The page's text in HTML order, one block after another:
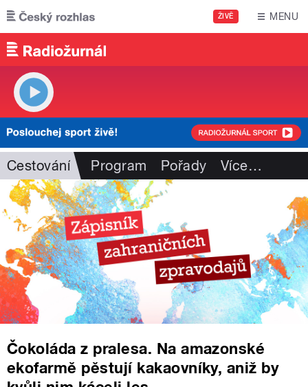
Přejít k hlavnímu obsahu
ŽIVĚ MENU
Cestování Program Pořady Více…
Čokoláda z pralesa. Na amazonské
ekofarmě pěstují kakaovníky, aniž by